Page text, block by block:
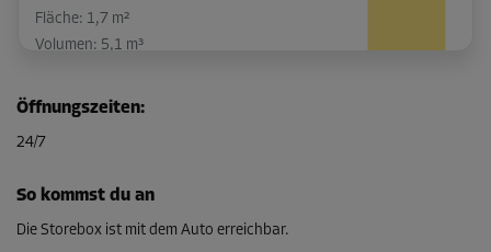
Fläche: 1,7 m²
Volumen: 5,1 m³
-30%
81,00 EUR/Mon
56,69 EUR/Mon
Öffnungszeiten:
24/7
So kommst du an
Die Storebox ist mit dem Auto erreichbar.